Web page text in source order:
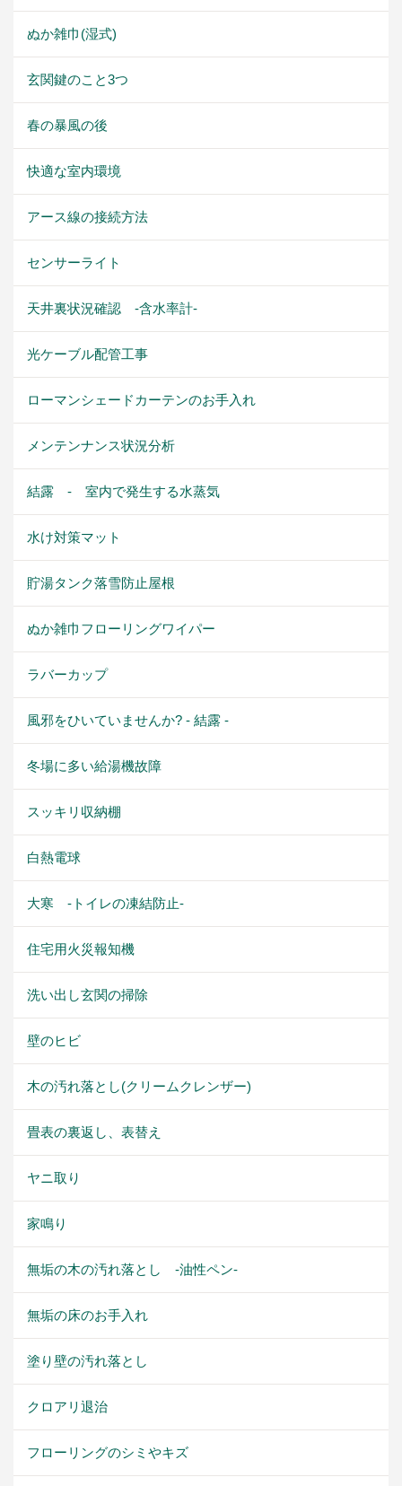
ぬか雑巾(湿式)
玄関鍵のこと3つ
春の暴風の後
快適な室内環境
アース線の接続方法
センサーライト
天井裏状況確認 -含水率計-
光ケーブル配管工事
ローマンシェードカーテンのお手入れ
メンテンナンス状況分析
結露 - 室内で発生する水蒸気
水け対策マット
貯湯タンク落雪防止屋根
ぬか雑巾フローリングワイパー
ラバーカップ
風邪をひいていませんか? - 結露 -
冬場に多い給湯機故障
スッキリ収納棚
白熱電球
大寒 -トイレの凍結防止-
住宅用火災報知機
洗い出し玄関の掃除
壁のヒビ
木の汚れ落とし(クリームクレンザー)
畳表の裏返し、表替え
ヤニ取り
家鳴り
無垢の木の汚れ落とし -油性ペン-
無垢の床のお手入れ
塗り壁の汚れ落とし
クロアリ退治
フローリングのシミやキズ